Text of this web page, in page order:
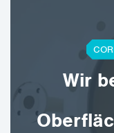
Wir